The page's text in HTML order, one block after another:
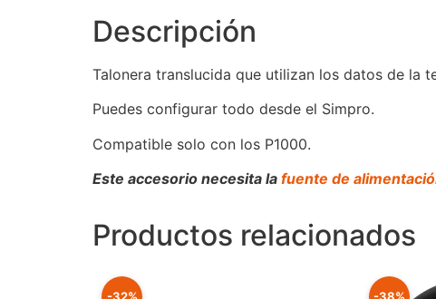
Descripción
Talonera translucida que utilizan los datos de la
Puedes configurar todo desde el Simpro.
Compatible solo con los P1000.
Este accesorio necesita la fuente de
Productos relacionados